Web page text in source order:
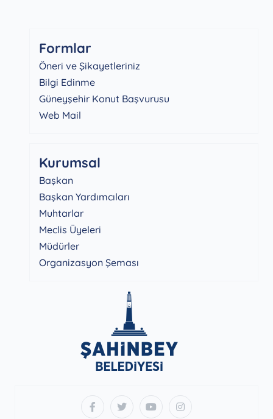
Formlar
Öneri ve Şikayetleriniz
Bilgi Edinme
Güneyşehir Konut Başvurusu
Web Mail
Kurumsal
Başkan
Başkan Yardımcıları
Muhtarlar
Meclis Üyeleri
Müdürler
Organizasyon Şeması